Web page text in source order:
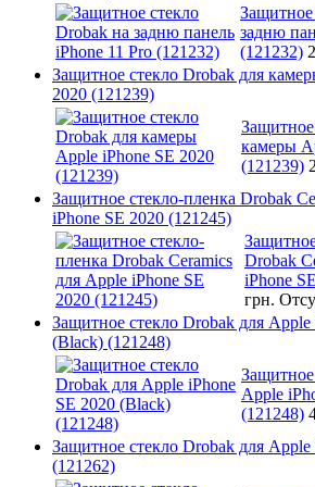
Защитное
задню
(121232)
Защитное стекло Drobak для
2020 (121239)
камеры
(121239)
Защитное стекло-пленка Drobak
iPhone SE 2020 (121245)
Drobak
iPhone
грн.
Защитное стекло Drobak для Apple
(Black) (121248)
Apple
(121248)
Защитное стекло Drobak для
(121262)